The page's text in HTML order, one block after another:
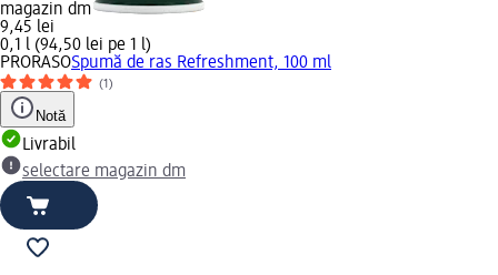
magazin dm
9,45 lei
0,1 l (94,50 lei pe 1 l)
PRORASOSpumă de ras Refreshment, 100 ml
(1)
Notă
Livrabil
selectare magazin dm